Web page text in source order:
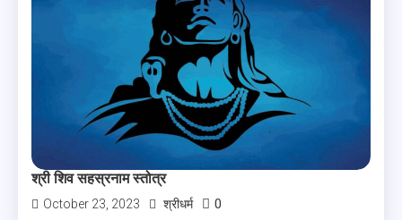
श्री शिव सहस्रनाम स्तोत्र
October 23, 2023 श्रीधर्म 0